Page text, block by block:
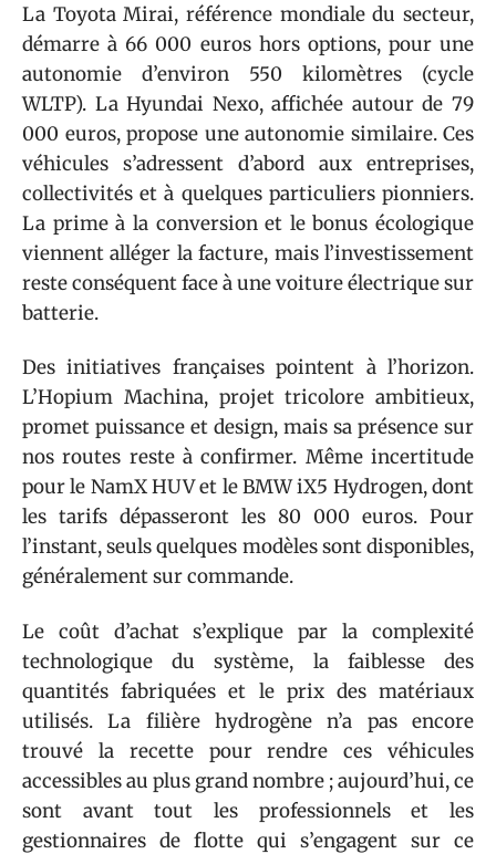
La Toyota Mirai, référence mondiale du secteur,
démarre à 66 000 euros hors options, pour une
autonomie d’environ 550 kilomètres (cycle
WLTP). La Hyundai Nexo, affichée autour de 79
000 euros, propose une autonomie similaire. Ces
véhicules s’adressent d’abord aux entreprises,
collectivités et à quelques particuliers pionniers.
La prime à la conversion et le bonus écologique
viennent alléger la facture, mais l’investissement
reste conséquent face à une voiture électrique sur
batterie.
Des initiatives françaises pointent à l’horizon.
L’Hopium Machina, projet tricolore ambitieux,
promet puissance et design, mais sa présence sur
nos routes reste à confirmer. Même incertitude
pour le NamX HUV et le BMW iX5 Hydrogen, dont
les tarifs dépasseront les 80 000 euros. Pour
l’instant, seuls quelques modèles sont disponibles,
généralement sur commande.
Le coût d’achat s’explique par la complexité
technologique du système, la faiblesse des
quantités fabriquées et le prix des matériaux
utilisés. La filière hydrogène n’a pas encore
trouvé la recette pour rendre ces véhicules
accessibles au plus grand nombre ; aujourd’hui, ce
sont avant tout les professionnels et les
gestionnaires de flotte qui s’engagent sur ce